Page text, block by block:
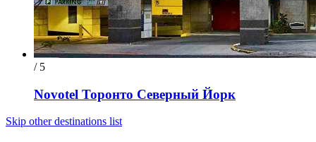
/ 5
Novotel Торонто Северный Йорк
Skip other destinations list